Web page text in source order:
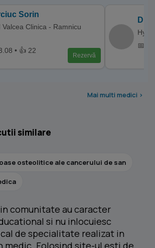
Sorin
Valcea Clinica - Ramnicu
• 👍 22
Rezervă
Dr.
📅
Mai multi medici >
similare
osteolitice ale cancerului de san
comunitate au caracter
si nu inlocuiesc
de specialitate realizat in
medic. Folosind site-ul esti de